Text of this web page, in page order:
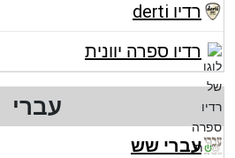
רדיו derti
רדיו ספרה יוונית
עברי
עברי שש